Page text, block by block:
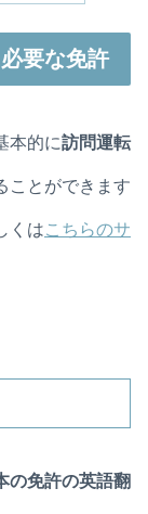
要な免許
本的に訪問運転
ことができます
くはこちらのサ
の免許の英語翻